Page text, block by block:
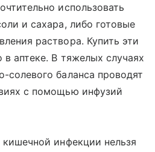
использовать
и сахара, либо готовые
раствора. Купить эти
аптеке. В тяжелых случаях
солевого баланса проводят
с помощью инфузий
инфекции нельзя